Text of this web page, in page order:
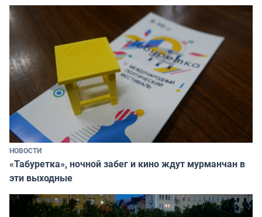
НОВОСТИ
«Табуретка», ночной забег и кино ждут мурманчан в
эти выходные